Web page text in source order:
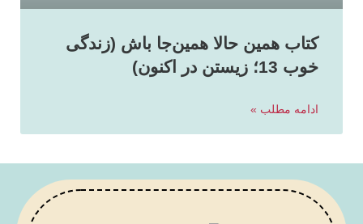
کتاب همین حالا همین‌جا باش (زندگی
خوب 13؛ زیستن در اکنون)
ادامه مطلب »